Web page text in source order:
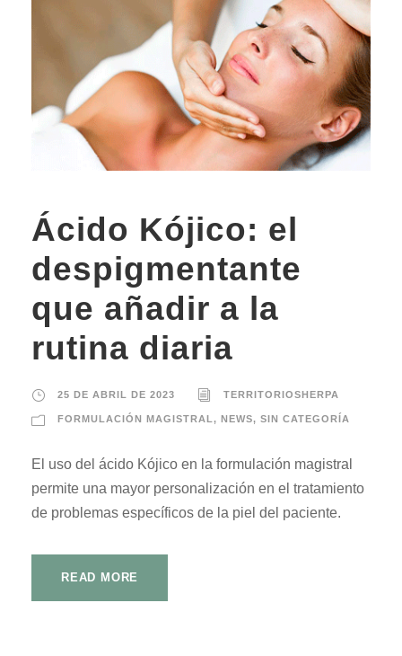
Ácido Kójico: el
despigmentante
que añadir a la
rutina diaria
25 DE ABRIL DE 2023 TERRITORIOSHERPA
FORMULACIÓN MAGISTRAL , NEWS, SIN CATEGORÍA
El uso del ácido Kójico en la formulación magistral
permite una mayor personalización en el tratamiento
de problemas específicos de la piel del paciente.
READ MORE